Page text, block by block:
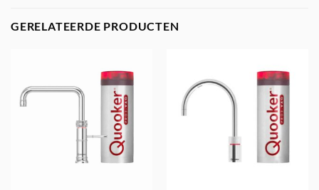
GERELATEERDE PRODUCTEN